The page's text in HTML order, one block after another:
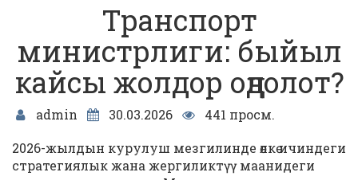
Транспорт
министрлиги: быйыл
кайсы жолдор оңдолот?
admin 30.03.2026
441 просм.
2026-жылдын курулуш мезгилинде өлкө ичиндеги
стратегиялык жана жергиликтүү маанидеги